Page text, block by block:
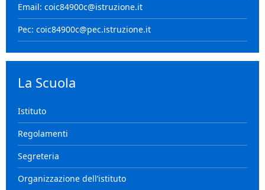
Email: coic84900c@istruzione.it
Pec: coic84900c@pec.istruzione.it
La Scuola
Istituto
Regolamenti
Segreteria
Organizzazione dell’istituto